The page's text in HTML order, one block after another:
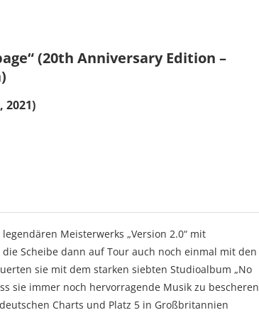
(20th Anniversary Edition –
2021)
Meisterwerks „Version 2.0“ mit
die Scheibe dann auf Tour auch noch einmal mit den
sie mit dem starken siebten Studioalbum „No
sie immer noch hervorragende Musik zu bescheren
Charts und Platz 5 in Großbritannien